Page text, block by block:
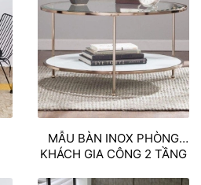
MẪU BÀN INOX PHÒNG
KHÁCH GIA CÔNG 2 TẦNG